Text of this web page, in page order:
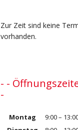
Zur Zeit sind keine
vorhanden.
- -
-
Montag
9:00 –